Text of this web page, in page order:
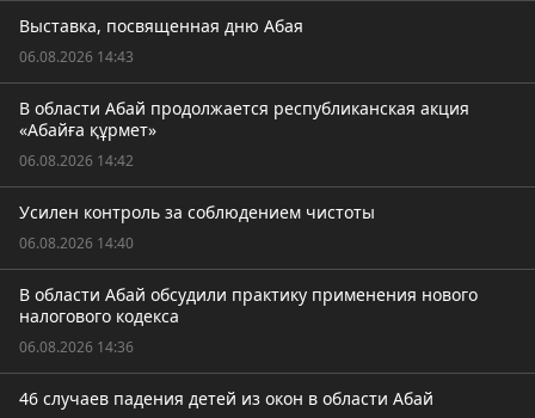
Выставка, посвященная дню Абая
06.08.2026 14:43
В области Абай продолжается республиканская акция
«Абайға құрмет»
06.08.2026 14:42
Усилен контроль за соблюдением чистоты
06.08.2026 14:40
В области Абай обсудили практику применения нового
налогового кодекса
06.08.2026 14:36
46 случаев падения детей из окон в области Абай